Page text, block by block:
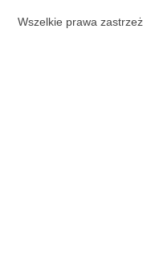
Wszelkie prawa